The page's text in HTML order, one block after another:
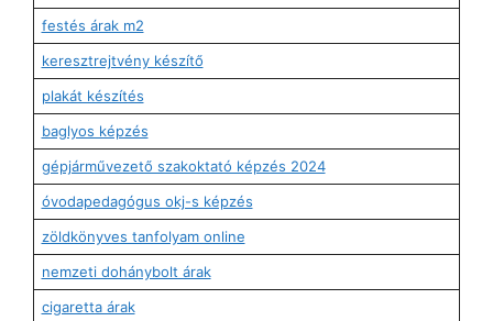
festés árak m2
keresztrejtvény készítő
plakát készítés
baglyos képzés
gépjárművezető szakoktató képzés 2024
óvodapedagógus okj-s képzés
zöldkönyves tanfolyam online
nemzeti dohánybolt árak
cigaretta árak